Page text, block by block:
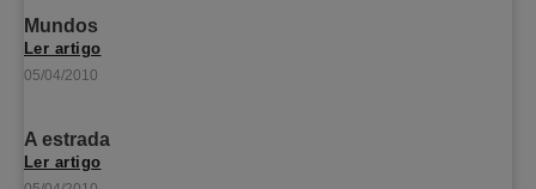
Mundos
Ler artigo
05/04/2010
A estrada
Ler artigo